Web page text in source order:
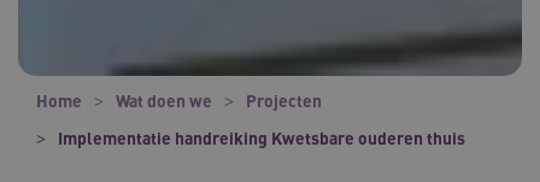
Home Wat doen we
Projecten
Implementatie handreiking Kwetsbare ouderen thuis